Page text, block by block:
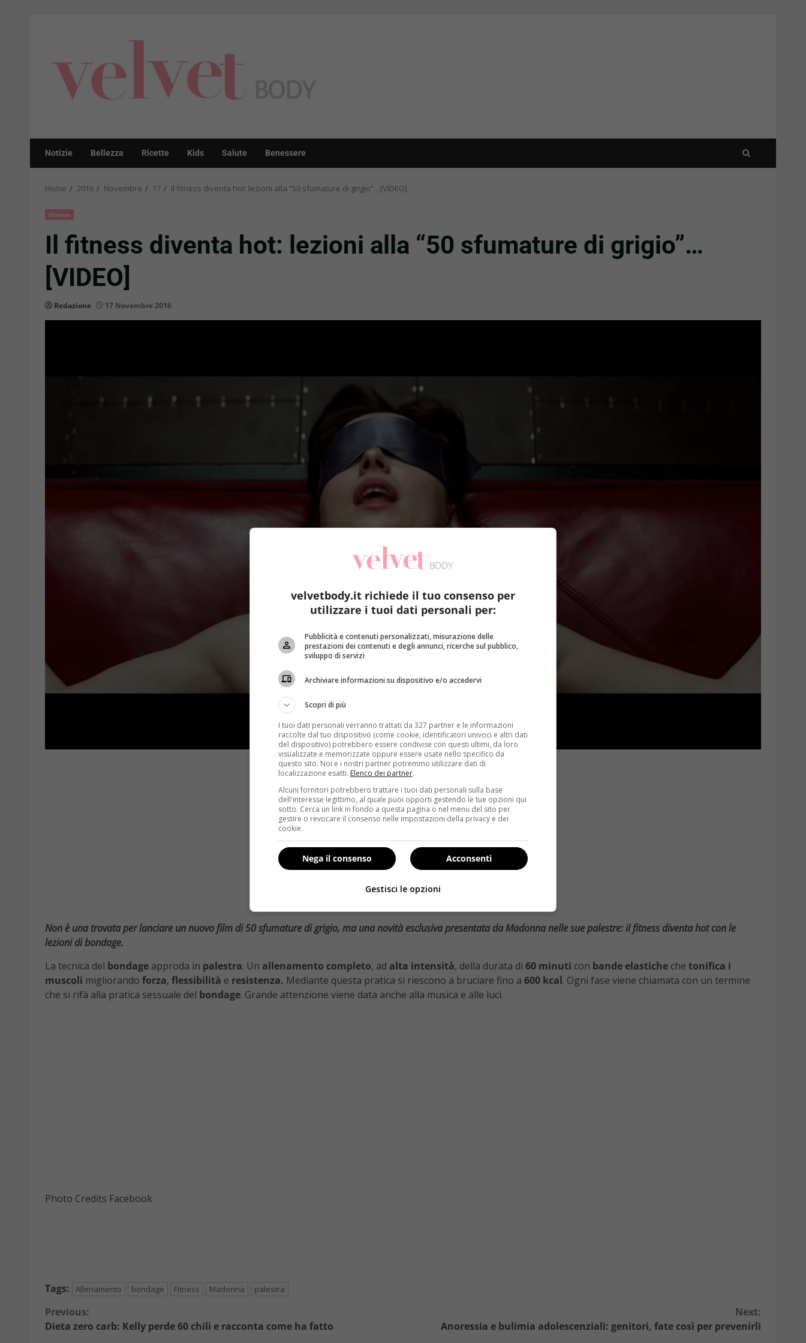
Notizie Bellezza Ricette Kids Salute Benessere
Home 2016 Novembre 17 Il fitness diventa hot: lezioni alla “50 sfumature di grigio”…[VIDEO]
Fitness
Il fitness diventa hot: lezioni alla “50 sfumature di grigio”…
[VIDEO]
Redazione 17 Novembre 2016
Non è una trovata per lanciare un nuovo film di 50 sfumature di grigio, ma una novità esclusiva presentata da Madonna nelle sue palestre: il fitness diventa hot con le
lezioni di bondage.
La tecnica del bondage approda in palestra. Un allenamento completo, ad alta intensità, della durata di 60 minuti con bande elastiche che tonifica i
muscoli migliorando forza, flessibilità e resistenza. Mediante questa pratica si riescono a bruciare fino a 600 kcal. Ogni fase viene chiamata con un termine
che si rifà alla pratica sessuale del bondage. Grande attenzione viene data anche alla musica e alle luci.
Photo Credits Facebook
Tags: Allenamento bondage Fitness Madonna palestra
Continue
Previous:
Dieta zero carb: Kelly perde 60 chili e racconta come ha fatto
Next:
Anoressia e bulimia adolescenziali: genitori, fate così per prevenirli
velvetbody.it richiede il tuo consenso per
utilizzare i tuoi dati personali per:
Pubblicità e contenuti personalizzati, misurazione delle
prestazioni dei contenuti e degli annunci, ricerche sul pubblico,
sviluppo di servizi
Archiviare informazioni su dispositivo e/o accedervi
Scopri di più
I tuoi dati personali verranno trattati da 327 partner e le informazioni
raccolte dal tuo dispositivo (come cookie, identificatori univoci e altri dati
del dispositivo) potrebbero essere condivise con questi ultimi, da loro
visualizzate e memorizzate oppure essere usate nello specifico da
questo sito. Noi e i nostri partner potremmo utilizzare dati di
localizzazione esatti. Elenco dei partner.
Alcuni fornitori potrebbero trattare i tuoi dati personali sulla base
dell'interesse legittimo, al quale puoi opporti gestendo le tue opzioni qui
sotto. Cerca un link in fondo a questa pagina o nel menu del sito per
gestire o revocare il consenso nelle impostazioni della privacy e dei
cookie.
Acconsenti
Nega il consenso
Gestisci le opzioni